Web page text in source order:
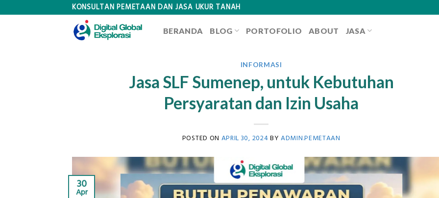
KONSULTAN PEMETAAN DAN JASA UKUR TANAH
BERANDA BLOG PORTOFOLIO ABOUT JASA
INFORMASI
Jasa SLF Sumenep, untuk Kebutuhan
Persyaratan dan Izin Usaha
POSTED ON APRIL 30, 2024 BYADMIN.PEMETAAN
30
Apr